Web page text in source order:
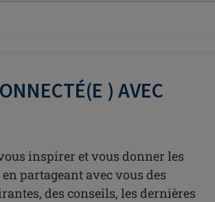
) AVEC
inspirer et vous donner les
partageant avec vous des
des conseils, les dernières